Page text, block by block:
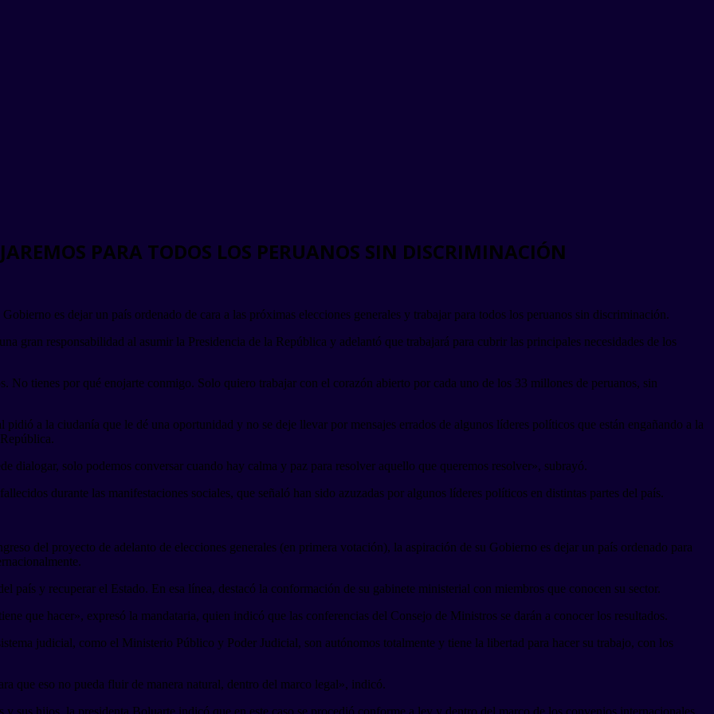
PARA TODOS LOS PERUANOS SIN DISCRIMINACIÓN
es dejar un país ordenado de cara a las próximas elecciones generales y trabajar para todos los peruanos sin discriminación.
gran responsabilidad al asumir la Presidencia de la República y adelantó que trabajará para cubrir las principales necesidades de los
No tienes por qué enojarte conmigo. Solo quiero trabajar con el corazón abierto por cada uno de los 33 millones de peruanos, sin
a la ciudanía que le dé una oportunidad y no se deje llevar por mensajes errados de algunos líderes políticos que están engañando a la
dialogar, solo podemos conversar cuando hay calma y paz para resolver aquello que queremos resolver», subrayó.
durante las manifestaciones sociales, que señaló han sido azuzadas por algunos líderes políticos en distintas partes del país.
del proyecto de adelanto de elecciones generales (en primera votación), la aspiración de su Gobierno es dejar un país ordenado para
país y recuperar el Estado. En esa línea, destacó la conformación de su gabinete ministerial con miembros que conocen su sector.
que hacer», expresó la mandataria, quien indicó que las conferencias del Consejo de Ministros se darán a conocer los resultados.
judicial, como el Ministerio Público y Poder Judicial, son autónomos totalmente y tiene la libertad para hacer su trabajo, con los
que eso no pueda fluir de manera natural, dentro del marco legal», indicó.
sus hijos, la presidenta Boluarte indicó que en este caso se procedió conforme a ley y dentro del marco de los convenios internacionales